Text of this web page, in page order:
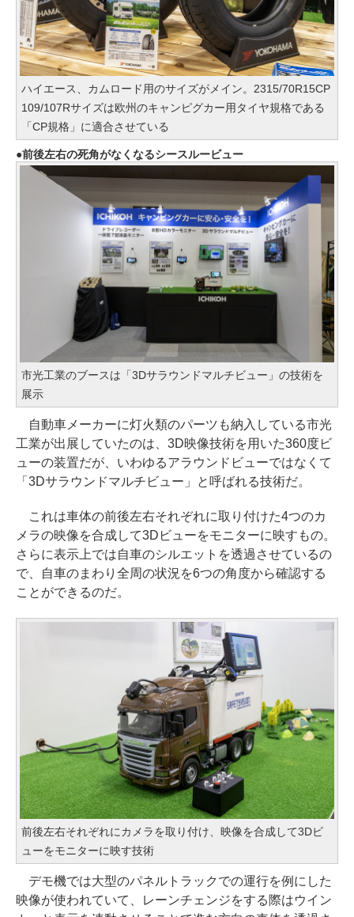
ハイエース、カムロード用のサイズがメイン。2315/70R15CP
109/107Rサイズは欧州のキャンピグカー用タイヤ規格である
「CP規格」に適合させている
前後左右の死角がなくなるシースルービュー
市光工業のブースは「3Dサラウンドマルチビュー」の技術を
展示
自動車メーカーに灯火類のパーツも納入している市光
工業が出展していたのは、3D映像技術を用いた360度ビ
ューの装置だが、いわゆるアラウンドビューではなくて
「3Dサラウンドマルチビュー」と呼ばれる技術だ。
これは車体の前後左右それぞれに取り付けた4つのカ
メラの映像を合成して3Dビューをモニターに映すもの。
さらに表示上では自車のシルエットを透過させているの
で、自車のまわり全周の状況を6つの角度から確認する
ことができるのだ。
前後左右それぞれにカメラを取り付け、映像を合成して3Dビ
ューをモニターに映す技術
デモ機では大型のパネルトラックでの運行を例にした
映像が使われていて、レーンチェンジをする際はウイン